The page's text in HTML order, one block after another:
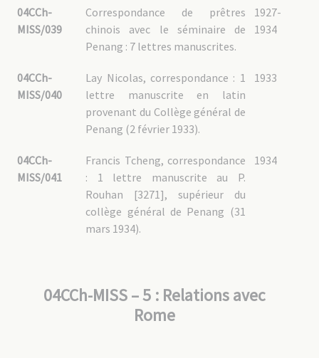
04CCh-
MISS/039
1927-
1934
Correspondance de prêtres
chinois avec le séminaire de
Penang : 7 lettres manuscrites.
04CCh-
MISS/040
1933
Lay Nicolas, correspondance : 1
lettre manuscrite en latin
provenant du Collège général de
Penang (2 février 1933).
04CCh-
MISS/041
1934
Francis Tcheng, correspondance
: 1 lettre manuscrite au P.
Rouhan [3271], supérieur du
collège général de Penang (31
mars 1934).
04CCh-MISS – 5 : Relations avec
Rome